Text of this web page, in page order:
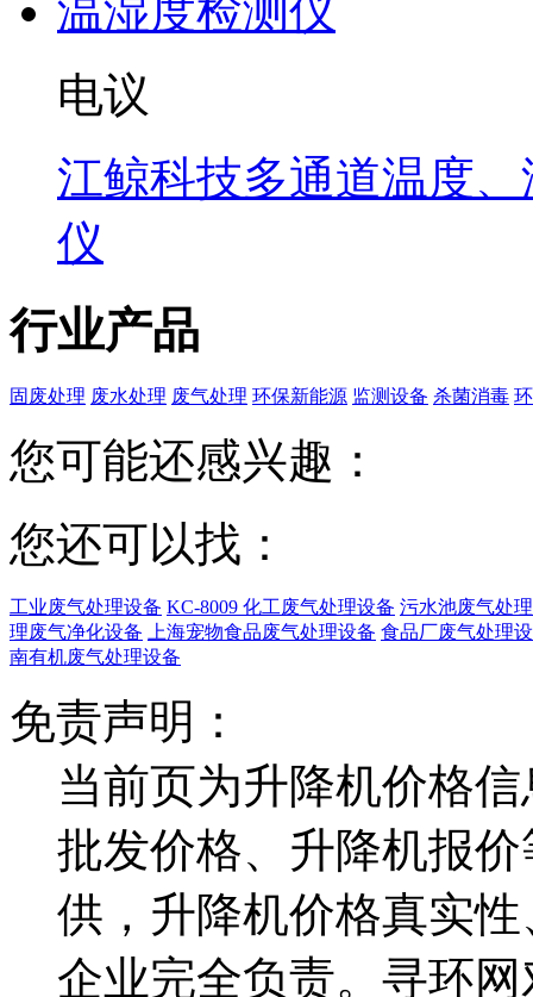
电议
江鲸科技多通道温度
仪
行业产品
固废处理 废水处理 废气处理 环保新能源 监测设备 杀菌消毒
您可能还感兴趣：
您还可以找：
工业废气处理设备 KC-8009 化工废气处理设备 污水池废气处
理废气净化设备
上海宠物食品废气处理设备 食品厂废气处理
南有机废气处理设备
免责声明：
当前页为升降机价格
批发价格、升降机报
供，升降机价格真实
企业完全负责。寻环